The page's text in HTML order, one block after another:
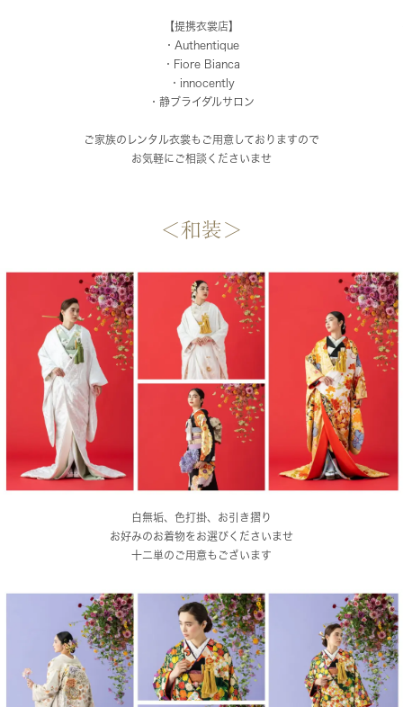
【提携衣裳店】
・Authentique
・Fiore Bianca
・innocently
・静ブライダルサロン
ご家族のレンタル衣裳もご用意しておりますので
お気軽にご相談くださいませ
＜和装＞
白無垢、色打掛、お引き摺り
お好みのお着物をお選びくださいませ
十二単のご用意もございます